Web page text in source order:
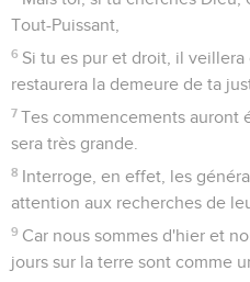
Tout-Puissant,
6 Si tu es pur et droit, il
restaurera la demeure de ta
7 Tes commencements auront
sera très grande.
8 Interroge, en effet, les
attention aux recherches de
9 Car nous sommes d'hier et
jours sur la terre sont comme